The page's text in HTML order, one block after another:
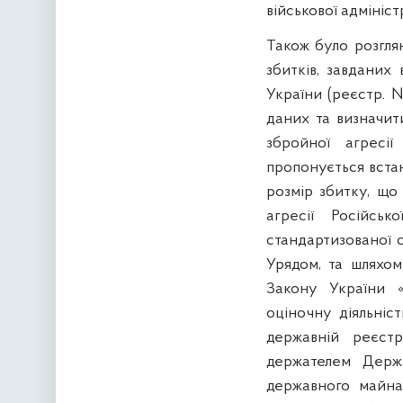
військової
Також було
збитків, завданих
України (реєстр.
даних та
збройної
пропонується
розмір збитку, що
агресії
Урядом, та
Закону України
оціночну
державній
держателем
державного майна